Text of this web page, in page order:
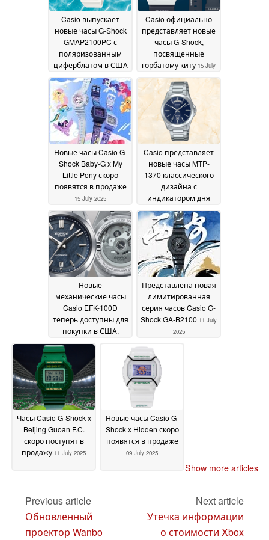
Casio выпускает
новые часы G-Shock
GMAP2100PC с
поляризованным
циферблатом в США
17 July 2025
Casio официально
представляет новые
часы G-Shock,
посвященные
горбатому киту 15 July
2025
Новые часы Casio G-
Shock Baby-G x My
Little Pony скоро
появятся в продаже
15 July 2025
Casio представляет
новые часы MTP-
1370 классического
дизайна с
индикатором дня
недели15 July 2025
Новые
механические часы
Casio EFK-100D
теперь доступны для
покупки в США,
ожидается
ограниченный запас
13 July 2025
Представлена новая
лимитированная
серия часов Casio G-
Shock GA-B2100 11 July
2025
Часы Casio G-Shock x
Beijing Guoan F.C.
скоро поступят в
продажу 11 July 2025
Новые часы Casio G-
Shock x Hidden скоро
появятся в продаже
09 July 2025
Show more articles
Previous article
Обновленный
проектор Wanbo
Next article
Утечка информации
о стоимости Xbox